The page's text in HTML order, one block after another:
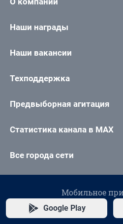
Наши награды
Наши вакансии
Техподдержка
Предвыборная агитация
Статистика канала в MAX
Все города сети
Мобильное
Google Play